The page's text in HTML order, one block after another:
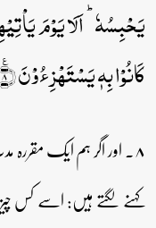
یَحۡبِسُہٗ ؕ اَلَا یَوۡمَ
کَانُوۡا بِہٖ یَسۡتَہۡزِءُوۡنَ ٪﴿۸﴾
۸۔ اور اگر ہم ایک
کہنے لگتے ہیں: اسے کس